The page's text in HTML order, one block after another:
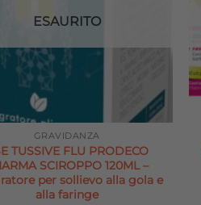
ESAURITO
GRAVIDANZA
TUSSIVE FLU PRODECO
SCIROPPO 120ML –
per sollievo alla gola e
alla faringe